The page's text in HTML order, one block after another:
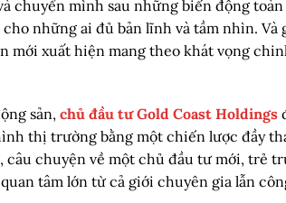
chuyển mình sau những biến động
những ai đủ bản lĩnh và tầm nhìn. Và
mới xuất hiện mang theo khát vọng
sản, chủ đầu tư Gold Coast Holdings
thị trường bằng một chiến lược đầy
, câu chuyện về một chủ đầu tư mới, trẻ
tâm lớn từ cả giới chuyên gia lẫn